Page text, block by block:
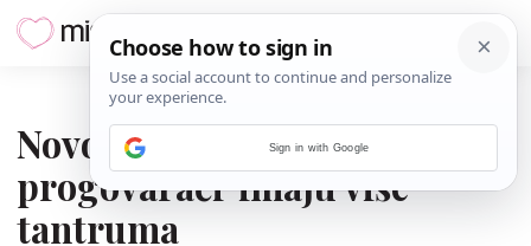
Novo istraživanje: 'Kasni
progovarači' imaju više
tantruma
Sign in with Google